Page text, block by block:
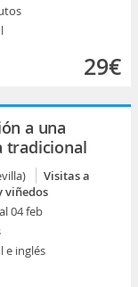
29€
a una
tradicional
Visitas a
viñedos
04 feb
e inglés